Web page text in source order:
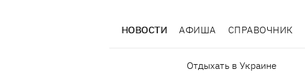
НОВОСТИ АФИША СПРАВОЧНИК
Отдыхать в Украине